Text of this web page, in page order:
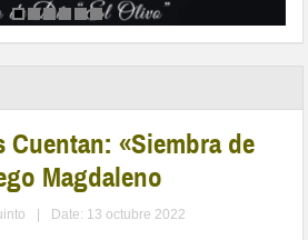
«Siembra de
Magdaleno
Date: 13 octubre 2022